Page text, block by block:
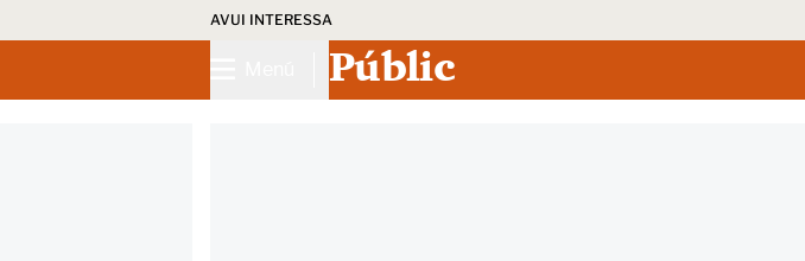
AVUI INTERESSA
Públic